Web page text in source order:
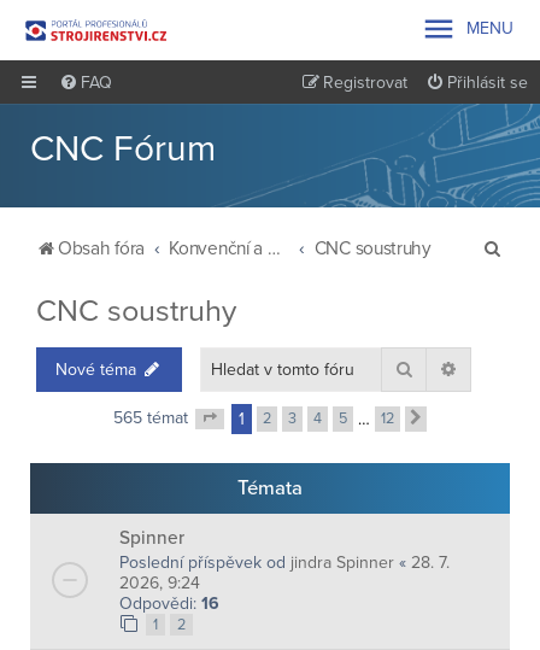
 MENU
FAQ Přihlásit se
Registrovat
CNC Fórum
Obsah fóra Konvenční a CNC stroje, provoz údržba, přestavba CNC soustruhy
CNC soustruhy
Nové téma Hledat
565 témat Stránka z12
1 2 3 4 5 … 12
Témata
Spinner
Poslední příspěvek od jindra Spinner « 28. 7.
2026, 9:24
Odpovědi: 16
1 2